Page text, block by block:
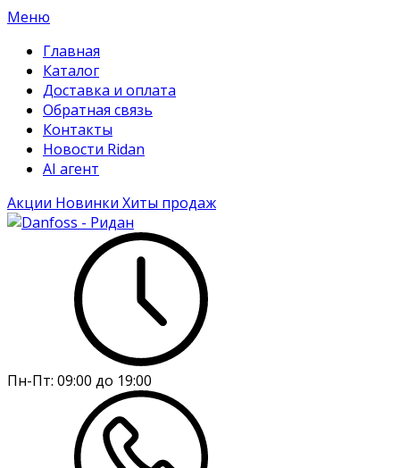
Меню
Главная
Каталог
Доставка и оплата
Обратная связь
Контакты
Новости Ridan
AI агент
Акции Новинки Хиты продаж
Пн-Пт: 09:00 до 19:00